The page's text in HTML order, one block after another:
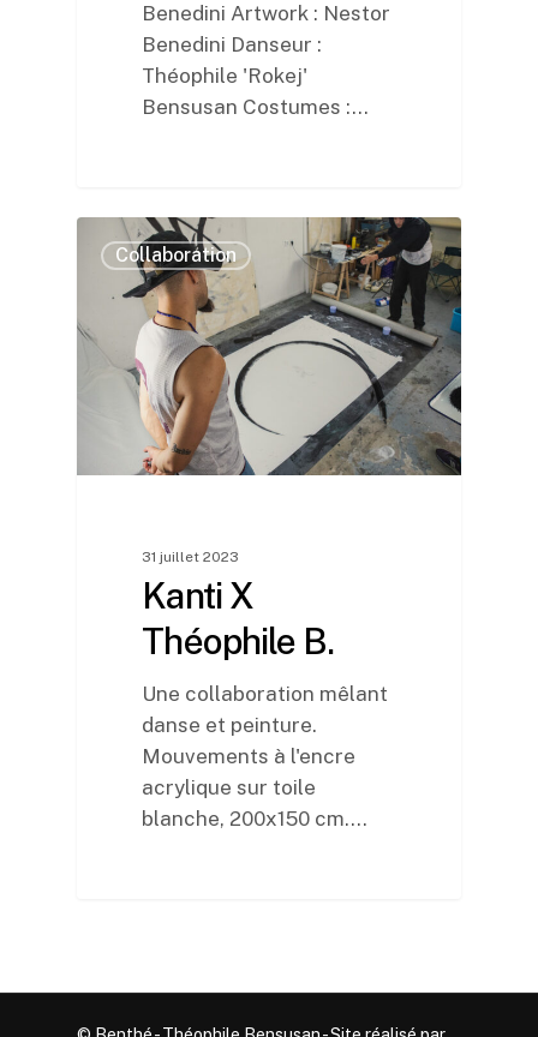
Benedini Artwork : Nestor
Benedini Danseur :
Théophile 'Rokej'
Bensusan Costumes :…
Collaboration
31 juillet 2023
Kanti X
Théophile B.
Une collaboration mêlant
danse et peinture.
Mouvements à l'encre
acrylique sur toile
blanche, 200x150 cm.…
0